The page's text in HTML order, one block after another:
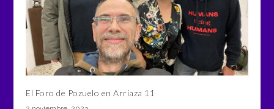
El Foro de Pozuelo en Arriaza 11